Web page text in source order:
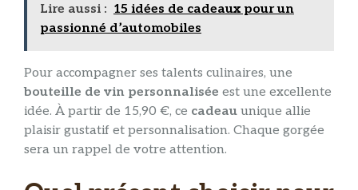
Lire aussi : 15 idées de cadeaux pour un
passionné d’automobiles
Pour accompagner ses talents culinaires, une
bouteille de vin personnalisée est une excellente
idée. À partir de 15,90 €, ce cadeau unique allie
plaisir gustatif et personnalisation. Chaque gorgée
sera un rappel de votre attention.